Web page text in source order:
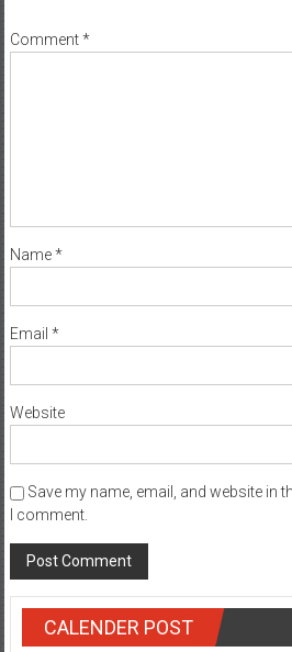
Comment*
Name*
Email *
Website
Save my name, email, and website in
I comment.
CALENDER POST